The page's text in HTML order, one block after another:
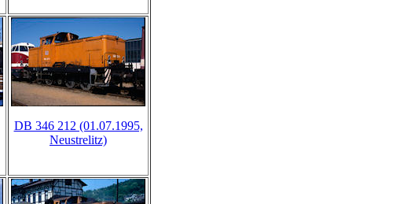
DB 346 212 (01.07.1995,
Neustrelitz)